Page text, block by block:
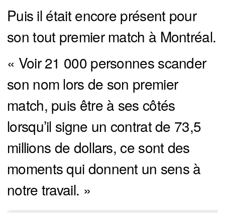
Puis il était encore présent pour
son tout premier match à Montréal.
« Voir 21 000 personnes scander
son nom lors de son premier
match, puis être à ses côtés
lorsqu’il signe un contrat de 73,5
millions de dollars, ce sont des
moments qui donnent un sens à
notre travail. »